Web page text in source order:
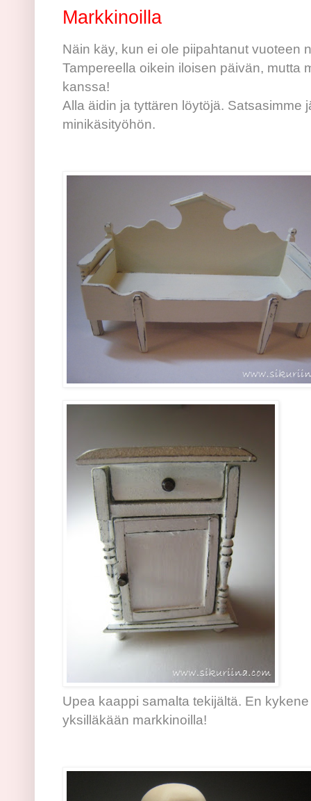
Markkinoilla
Näin käy, kun ei ole piipahtanut vuoteen
Tampereella oikein iloisen päivän, mutta
kanssa!
Alla äidin ja tyttären löytöjä. Satsasimme
minikäsityöhön.
Upea kaappi samalta tekijältä. En
yksilläkään markkinoilla!